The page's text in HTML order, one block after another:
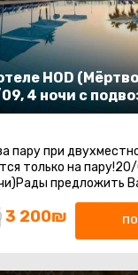
HOD
4 ночи с
пару при
только на
предложить
3 200₪